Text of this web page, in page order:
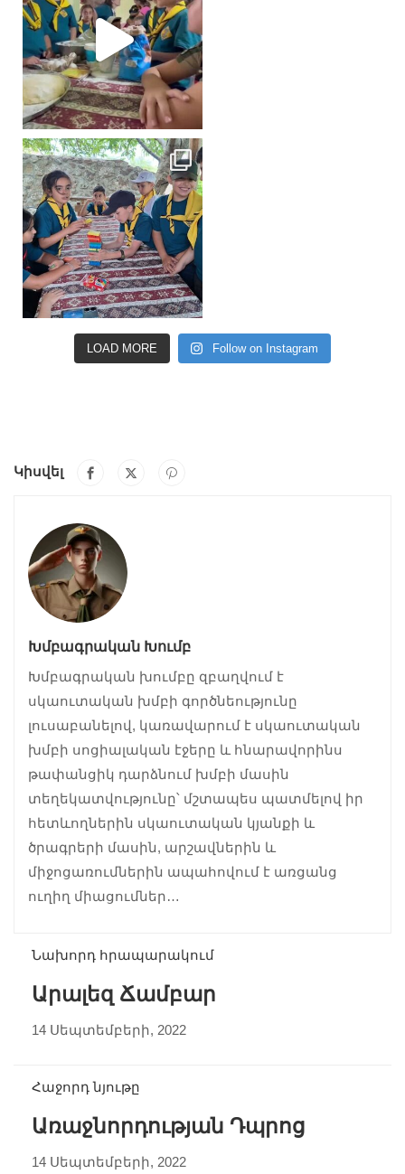
LOAD MORE Follow on Instagram
Կիսվել
Խմբագրական Խումբ
Խմբագրական խումբը զբաղվում է
սկաուտական խմբի գործնեությունը
լուսաբանելով, կառավարում է սկաուտական
խմբի սոցիալական էջերը և հնարավորինս
թափանցիկ դարձնում խմբի մասին
տեղեկատվությունը՝ մշտապես պատմելով իր
հետևողներին սկաուտական կյանքի և
ծրագրերի մասին, արշավներին և
միջոցառումներին ապահովում է առցանց
ուղիղ միացումներ…
Նախորդ հրապարակում
Արալեզ Ճամբար
14 Սեպտեմբերի, 2022
Հաջորդ նյութը
Առաջնորդության Դպրոց
14 Սեպտեմբերի, 2022